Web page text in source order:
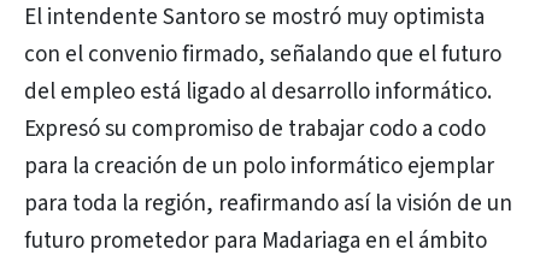
El intendente Santoro se mostró muy optimista
con el convenio firmado, señalando que el futuro
del empleo está ligado al desarrollo informático.
Expresó su compromiso de trabajar codo a codo
para la creación de un polo informático ejemplar
para toda la región, reafirmando así la visión de un
futuro prometedor para Madariaga en el ámbito